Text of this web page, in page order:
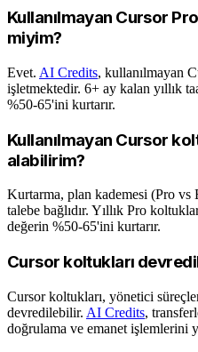
Kullanılmayan Cursor
miyim?
Evet. AI Credits, kullanılmayan
işletmektedir. 6+ ay kalan yıllık
%50-65'ini kurtarır.
Kullanılmayan Cursor
alabilirim?
Kurtarma, plan kademesi (Pro vs
talebe bağlıdır. Yıllık Pro
değerin %50-65'ini kurtarır.
Cursor koltukları
Cursor koltukları, yönetici
devredilebilir. AI Credits,
doğrulama ve emanet işlemlerini